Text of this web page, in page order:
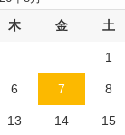
木 金 土
1
6 7 8
13 14 15